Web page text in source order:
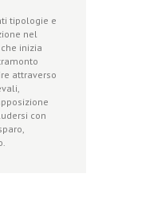
tipologie e
nel
inizia
attraverso
con